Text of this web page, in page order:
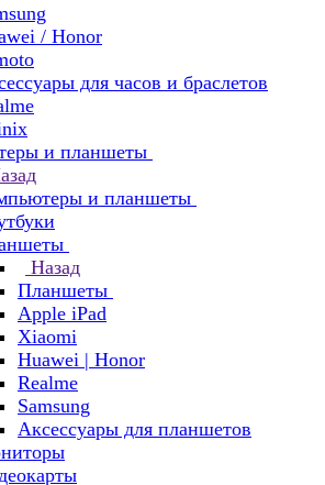
/ Honor
для часов и браслетов
и планшеты
и планшеты
Назад
Планшеты
Apple iPad
Xiaomi
Huawei | Honor
Realme
Samsung
Аксессуары для планшетов